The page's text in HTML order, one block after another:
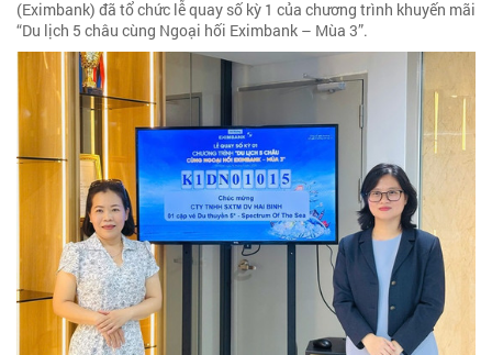
(Eximbank) đã tổ chức lễ quay số kỳ 1 của chương trình khuyến mãi
“Du lịch 5 châu cùng Ngoại hối Eximbank – Mùa 3”.